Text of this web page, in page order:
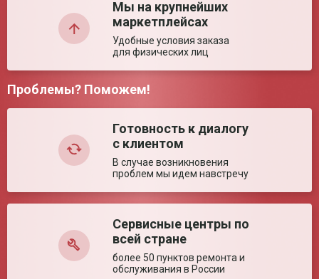
Технические характеристики
955*620*925 мм
Грузоподъемность
130 кг
Размер в сложенном
состоянии (± 5%)
670*340*750 мм
Ширина между
поручнями (± 5%)
460 мм
420 мм
490 мм
Ключевые преимущества
Оставить отзыв
Мы на крупнейших
маркетплейсах
Удобные условия заказа
для физических лиц
Проблемы? Поможем!
Готовность к диалогу
с клиентом
В случае возникновения
проблем мы идем навстречу
Сервисные центры по
всей стране
более 50 пунктов ремонта и
обслуживания в России